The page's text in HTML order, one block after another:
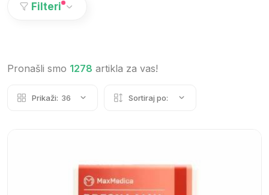
Filteri
Pronašli smo 1278 artikla za vas!
Prikaži: 36 Sortiraj po: